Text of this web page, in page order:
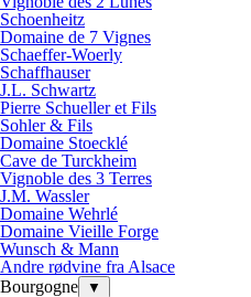
Schoenheitz
Domaine de 7 Vignes
Schaeffer-Woerly
Schaffhauser
J.L. Schwartz
Pierre Schueller et Fils
Sohler & Fils
Domaine Stoecklé
Cave de Turckheim
Vignoble des 3 Terres
J.M. Wassler
Domaine Wehrlé
Domaine Vieille Forge
Wunsch & Mann
Andre rødvine fra Alsace
Bourgogne
▼